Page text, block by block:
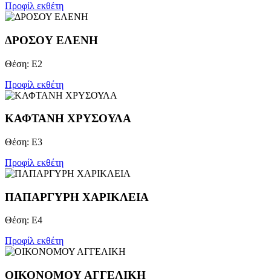
Προφίλ εκθέτη
ΔΡΟΣΟΥ ΕΛΕΝΗ
Θέση: Ε2
Προφίλ εκθέτη
ΚΑΦΤΑΝΗ ΧΡΥΣΟΥΛΑ
Θέση: Ε3
Προφίλ εκθέτη
ΠΑΠΑΡΓΥΡΗ ΧΑΡΙΚΛΕΙΑ
Θέση: Ε4
Προφίλ εκθέτη
ΟΙΚΟΝΟΜΟΥ ΑΓΓΕΛΙΚΗ